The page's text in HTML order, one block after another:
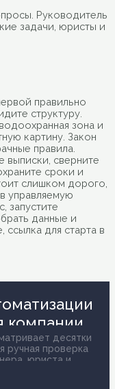
Руководитель
задачи, юристы и
правильно
структуру.
зона и
картину. Закон
правила.
выписки, сверните
сроки и
слишком дорого,
управляемую
запустите
данные и
ссылка для старта в
компании
десятки
ручная проверка
юриста и
объектов,